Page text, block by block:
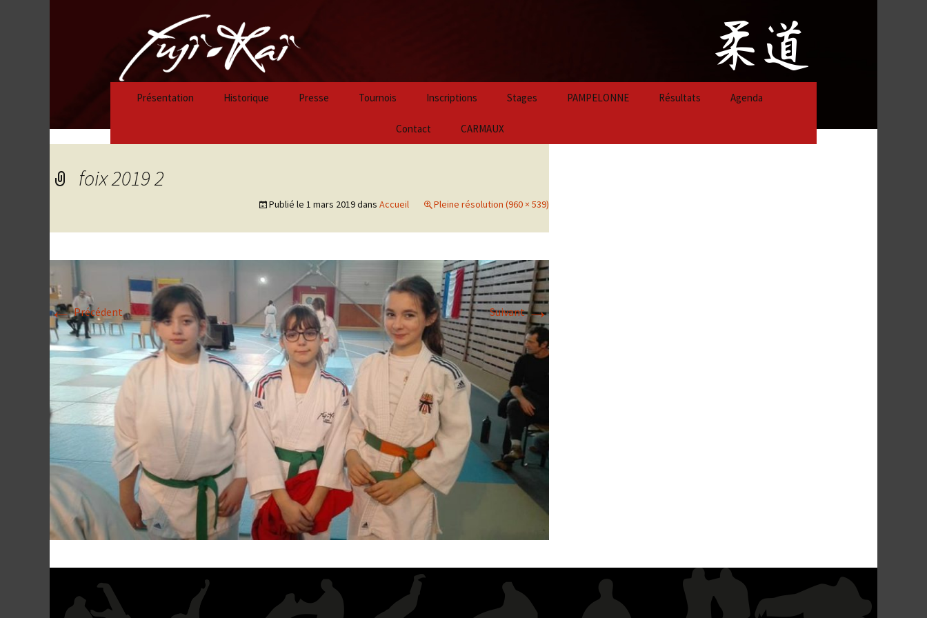
contenu
Présentation Historique
Historique 2018/2019
Historique 2017-2018
Historique 2016-2017
Historique 2015-2016
Presse Tournois Inscriptions Stages PAMPELONNE Résultats Agenda
Contact CARMAUX
foix 2019 2
Publié le 1 mars 2019dans Accueil Pleine résolution (960 × 539)
←Précédent Suivant→